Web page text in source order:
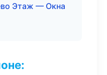
Этаж — Окна